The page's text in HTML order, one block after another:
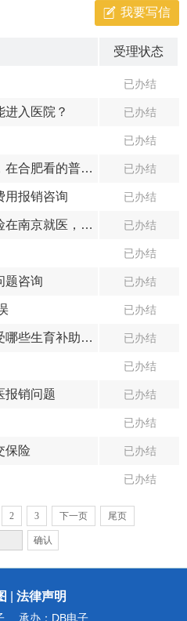
我要写信
受理状态
已办结
入医院？ 已办结
已办结
在无为买的城乡居民医保，在合肥看的普通门诊，可以报销吗 已办结
用报销咨询 已办结
芜湖城乡居民基本医疗保险在南京就医，怎么报销? 已办结
已办结
题咨询 已办结
已办结
芜湖市灵活就业医保能享受哪些生育补助（非生育津贴） 已办结
已办结
报销问题 已办结
已办结
保险 已办结
已办结
2 3 下一页 尾页
确认
法律声明
承办：DB电子